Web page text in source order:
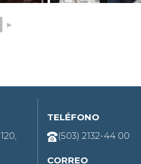
►
TELÉFONO
(503) 2132-44 00
CORREO